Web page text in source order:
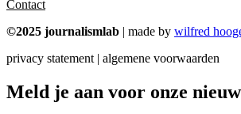
Contact
©2025 journalismlab | made by wilfred
privacy statement | algemene voorwaarden
Meld je aan voor onze